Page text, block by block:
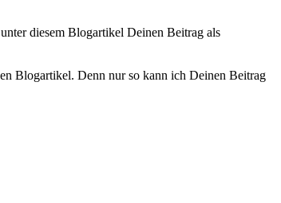
diesem Blogartikel Deinen Beitrag als
Blogartikel. Denn nur so kann ich Deinen Beitrag